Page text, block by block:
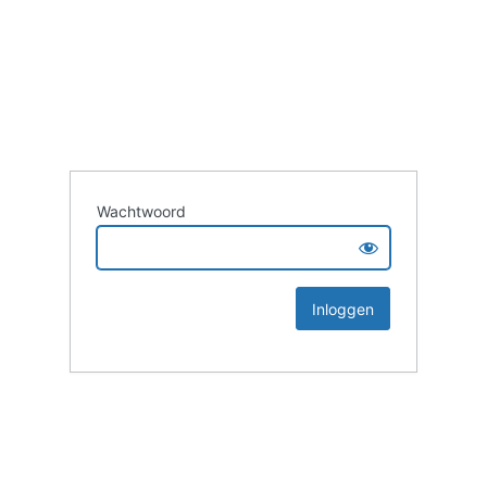
Wachtwoord